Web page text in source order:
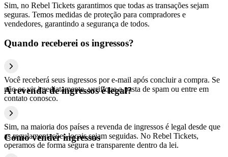
Sim, no Rebel Tickets garantimos que todas as transações sejam
seguras. Temos medidas de proteção para compradores e
vendedores, garantindo a segurança de todos.
Quando receberei os ingressos?
Você receberá seus ingressos por e-mail após concluir a compra. Se
não os vir imediatamente, verifique a pasta de spam ou entre em
contato conosco.
A revenda de ingressos é legal?
Sim, na maioria dos países a revenda de ingressos é legal desde que
as regulamentações locais sejam seguidas. No Rebel Tickets,
operamos de forma segura e transparente dentro da lei.
Como vender ingressos